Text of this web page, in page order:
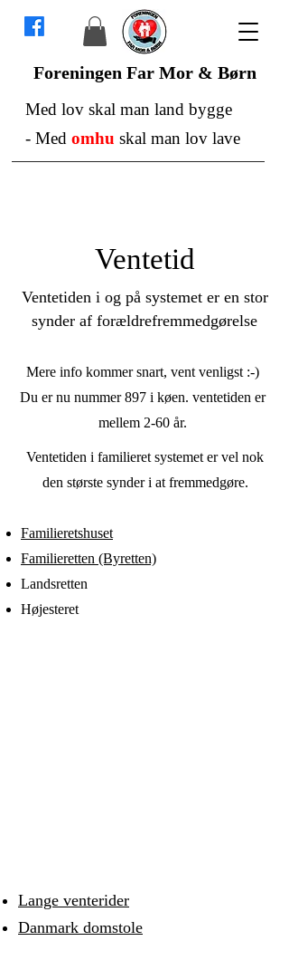
Foreningen Far Mor & Børn
Med lov skal man land bygge
- Med omhu skal man lov lave
Ventetid
Ventetiden i og på systemet er en stor
synder af forældrefremmedgørelse
Mere info kommer snart, vent venligst :-)
Du er nu nummer 897 i køen. ventetiden er
mellem 2-60 år.
Ventetiden i familieret systemet er vel nok
den største synder i at fremmedgøre.
Familieretshuset
Familieretten (Byretten)
Landsretten
Højesteret
Lange venterider
Danmark domstole